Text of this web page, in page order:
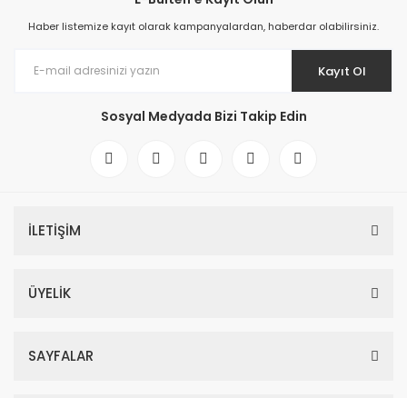
Haber listemize kayıt olarak kampanyalardan, haberdar olabilirsiniz.
Kayıt Ol
Sosyal Medyada Bizi Takip Edin
İLETİŞİM
ÜYELİK
SAYFALAR